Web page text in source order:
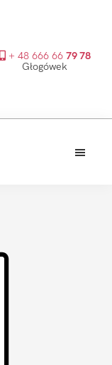
+ 48 666 66 79 78
Głogówek